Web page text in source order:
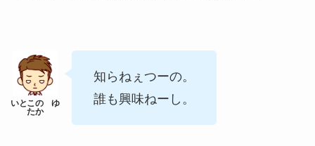
知らねぇつーの。
誰も興味ねーし。